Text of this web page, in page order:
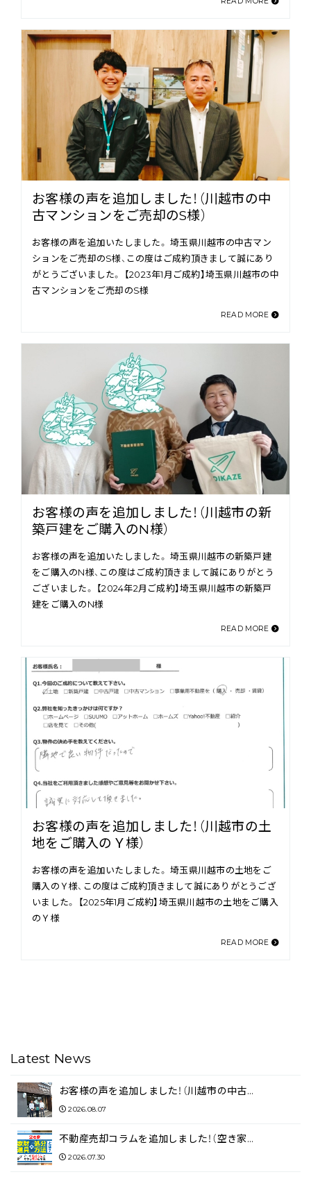
お客様の声を追加しました！（川越市の中
古マンションをご売却のS様）
お客様の声を追加いたしました。 埼玉県川越市の中古マン
ションをご売却のS様、この度はご成約頂きまして誠にあり
がとうございました。 【2023年1月ご成約】埼玉県川越市の中
古マンションをご売却のS様
READ MORE
お客様の声を追加しました！（川越市の新
築戸建をご購入のN様）
お客様の声を追加いたしました。 埼玉県川越市の新築戸建
をご購入のN様、この度はご成約頂きまして誠にありがとう
ございました。 【2024年2月ご成約】埼玉県川越市の新築戸
建をご購入のN様
READ MORE
お客様の声を追加しました！（川越市の土
地をご購入のＹ様）
お客様の声を追加いたしました。 埼玉県川越市の土地をご
購入のＹ様、この度はご成約頂きまして誠にありがとうござ
いました。 【2025年1月ご成約】埼玉県川越市の土地をご購入
のＹ様
READ MORE
Latest News
お客様の声を追加しました！（川越市の中古…
2026.08.07
不動産売却コラムを追加しました！（空き家…
2026.07.30